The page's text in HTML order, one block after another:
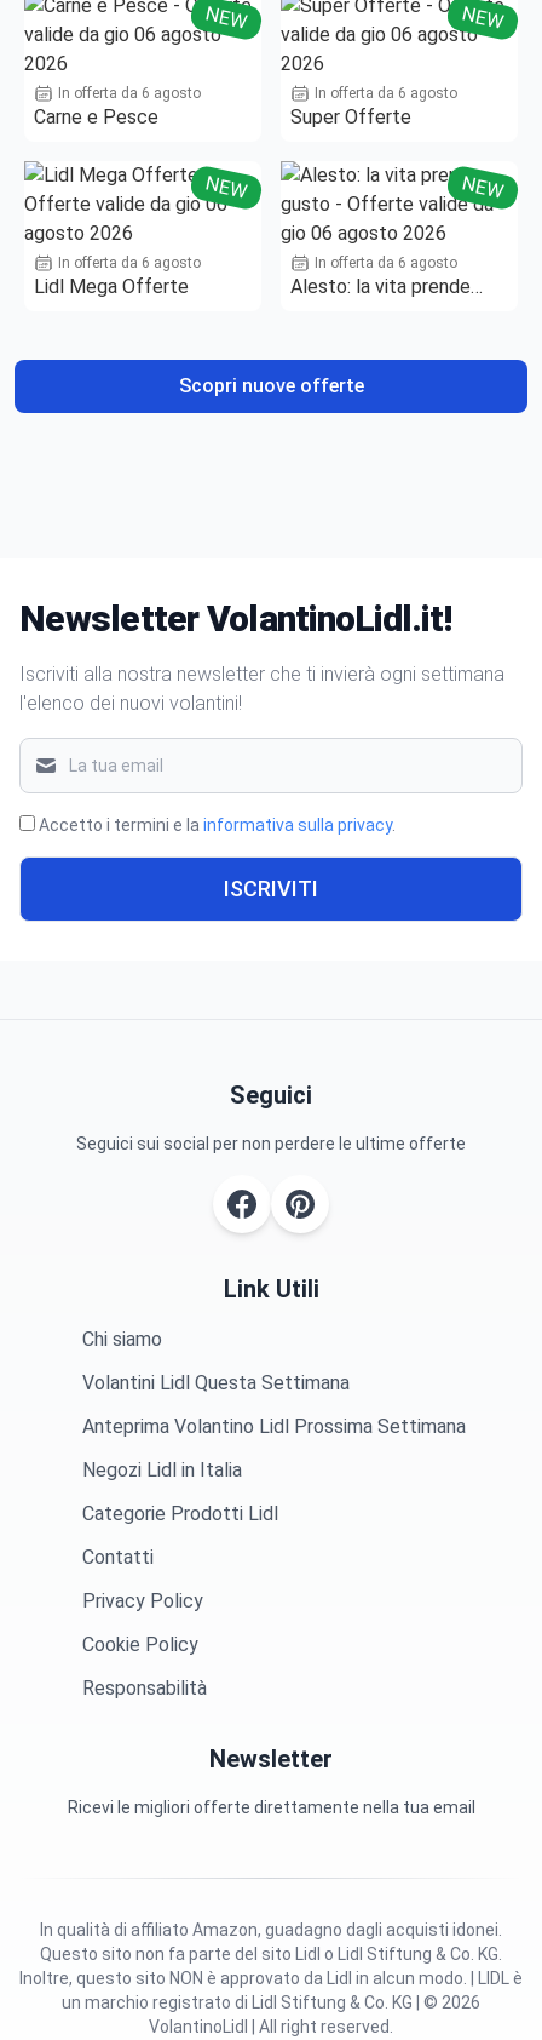
NEW
In offerta da 6 agosto
Carne e Pesce
NEW
In offerta da 6 agosto
Super Offerte
NEW
In offerta da 6 agosto
Lidl Mega Offerte
NEW
In offerta da 6 agosto
Alesto: la vita prende
Scopri nuove offerte
Newsletter VolantinoLidl.it!
Iscriviti alla nostra newsletter che ti invierà ogni settimana
l'elenco dei nuovi volantini!
Accetto i termini e la informativa sulla privacy.
ISCRIVITI
Seguici
Seguici sui social per non perdere le ultime offerte
Link Utili
Chi siamo
Volantini Lidl Questa Settimana
Anteprima Volantino Lidl Prossima Settimana
Negozi Lidl in Italia
Categorie Prodotti Lidl
Contatti
Privacy Policy
Cookie Policy
Responsabilità
Newsletter
Ricevi le migliori offerte direttamente nella tua email
Questo sito non fa parte del sito Lidl o Lidl Stiftung & Co. KG.
Inoltre, questo sito NON è approvato da Lidl in alcun modo. | LIDL è
un marchio registrato di Lidl Stiftung & Co. KG | © 2026
VolantinoLidl | All right reserved.
In qualità di affiliato Amazon, guadagno dagli acquisti idonei.